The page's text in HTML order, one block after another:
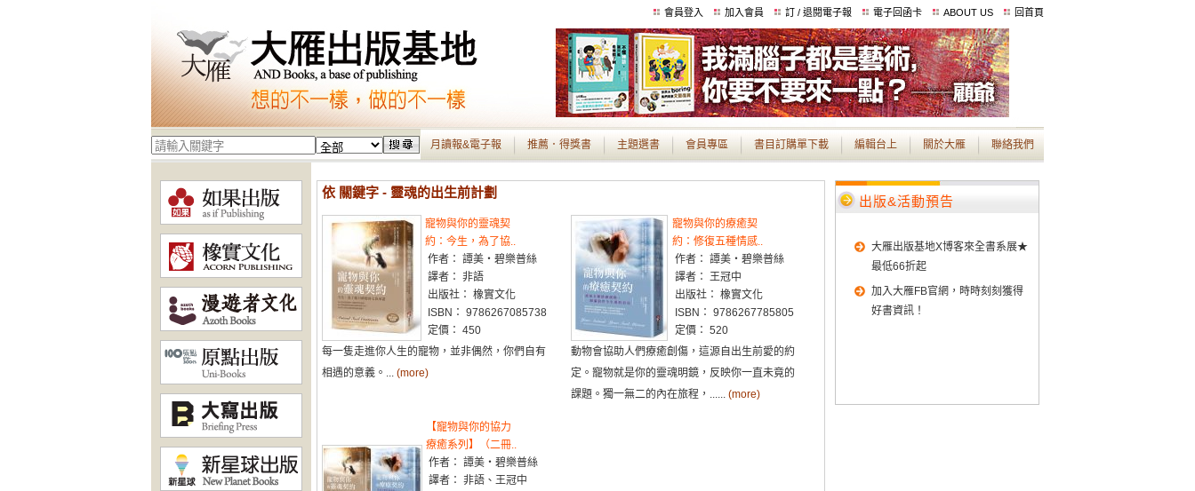
會員登入 加入會員 訂 / 退閱電子報 電子回函卡 ABOUT US 回首頁
月讀報&電子報 推薦．得獎書 主題選書 會員專區 書目訂購單下載 編輯台上 關於大雁 聯絡我們
依 關鍵字 - 靈魂的出生前計劃
寵物與你的靈魂契
約：今生，為了協..
作者： 譚美・碧樂普絲
譯者： 非語
出版社： 橡實文化
ISBN： 9786267085738
定價： 450
每一隻走進你人生的寵物，並非偶然，你們自有
相遇的意義。... (more)
寵物與你的療癒契
約：修復五種情感..
作者： 譚美・碧樂普絲
譯者： 王冠中
出版社： 橡實文化
ISBN： 9786267785805
定價： 520
動物會協助人們療癒創傷，這源自出生前愛的約
定。寵物就是你的靈魂明鏡，反映你一直未竟的
課題。獨一無二的內在旅程，...... (more)
【寵物與你的協力
療癒系列】（二冊..
作者： 譚美・碧樂普絲
譯者： 非語、王冠中
出版&活動預告
大雁出版基地X博客來全書系展★
最低66折起
加入大雁FB官網，時時刻刻獲得
好書資訊！